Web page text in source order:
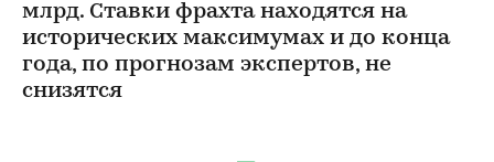
млрд. Ставки фрахта находятся на
исторических максимумах и до конца
года, по прогнозам экспертов, не
снизятся